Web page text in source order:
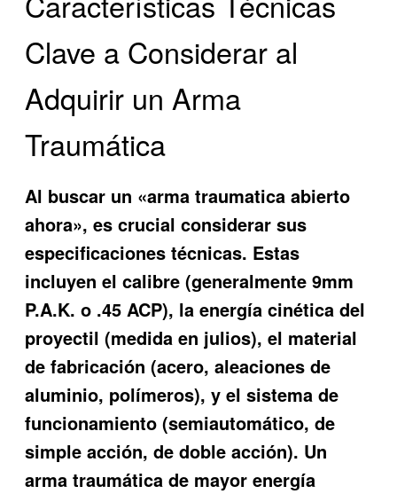
Clave a Considerar al
Adquirir un Arma
Traumática
Al buscar un «arma traumatica abierto
ahora», es crucial considerar sus
especificaciones técnicas. Estas
incluyen el calibre (generalmente 9mm
P.A.K. o .45 ACP), la energía cinética del
proyectil (medida en julios), el material
de fabricación (acero, aleaciones de
aluminio, polímeros), y el sistema de
funcionamiento (semiautomático, de
simple acción, de doble acción). Un
arma traumática de mayor energía